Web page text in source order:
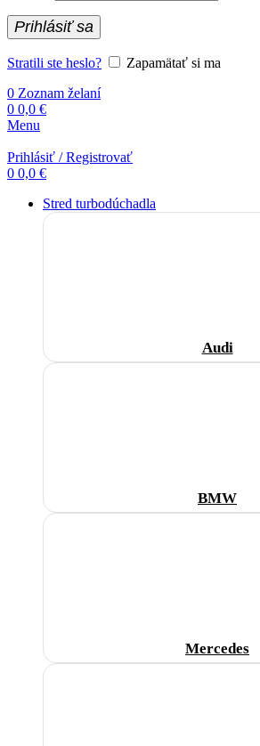
Prihlásiť sa
Stratili ste heslo?
Zapamätať si ma
0 Zoznam želaní
0 0,0 €
Menu
Prihlásiť / Registrovať
0 0,0 €
Stred turbodúchadla
Audi
BMW
Mercedes